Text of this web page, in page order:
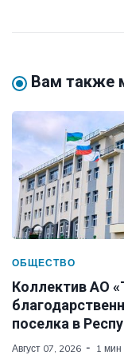
Вам также
ОБЩЕСТВО
Коллектив АО
поселка в
Август 07, 2026 1 мин